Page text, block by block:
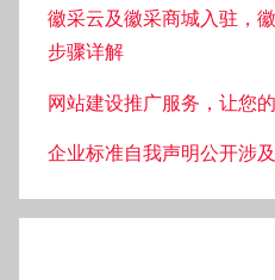
徽采云及徽采商城入驻，
步骤详解
网站建设推广服务，让您
企业标准自我声明公开涉